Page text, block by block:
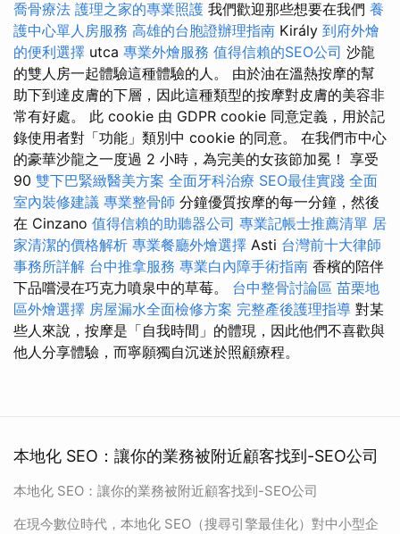
喬骨療法 護理之家的專業照護 我們歡迎那些想要在我們 養
護中心單人房服務 高雄的台胞證辦理指南 Király 到府外燴
的便利選擇 utca 專業外燴服務 值得信賴的SEO公司 沙龍
的雙人房一起體驗這種體驗的人。 由於油在溫熱按摩的幫
助下到達皮膚的下層，因此這種類型的按摩對皮膚的美容非
常有好處。 此 cookie 由 GDPR cookie 同意定義，用於記
錄使用者對「功能」類別中 cookie 的同意。 在我們市中心
的豪華沙龍之一度過 2 小時，為完美的女孩節加冕！ 享受
90 雙下巴緊緻醫美方案 全面牙科治療 SEO最佳實踐 全面
室內裝修建議 專業整骨師 分鐘優質按摩的每一分鐘，然後
在 Cinzano 值得信賴的助聽器公司 專業記帳士推薦清單 居
家清潔的價格解析 專業餐廳外燴選擇 Asti 台灣前十大律師
事務所詳解 台中推拿服務 專業白內障手術指南 香檳的陪伴
下品嚐浸在巧克力噴泉中的草莓。 台中整骨討論區 苗栗地
區外燴選擇 房屋漏水全面檢修方案 完整產後護理指導 對某
些人來說，按摩是「自我時間」的體現，因此他們不喜歡與
他人分享體驗，而寧願獨自沉迷於照顧療程。
本地化 SEO：讓你的業務被附近顧客找到-SEO公司
本地化 SEO：讓你的業務被附近顧客找到-SEO公司
在現今數位時代，本地化 SEO（搜尋引擎最佳化）對中小型企